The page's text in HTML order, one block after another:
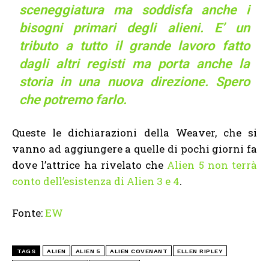
sceneggiatura ma soddisfa anche i
bisogni primari degli alieni. E’ un
tributo a tutto il grande lavoro fatto
dagli altri registi ma porta anche la
storia in una nuova direzione. Spero
che potremo farlo.
Queste le dichiarazioni della Weaver, che si
vanno ad aggiungere a quelle di pochi giorni fa
dove l’attrice ha rivelato che Alien 5 non terrà
conto dell’esistenza di Alien 3 e 4.
Fonte:EW
TAGS ALIEN ALIEN 5 ALIEN COVENANT ELLEN RIPLEY